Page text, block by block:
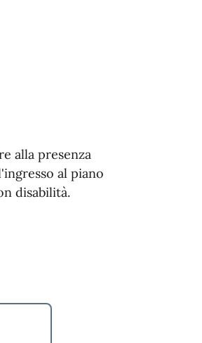
alla presenza
al piano
disabilità.